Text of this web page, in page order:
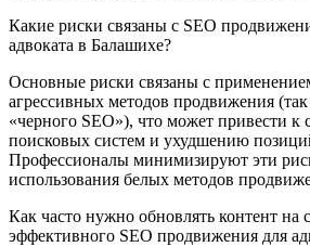
Какие риски связаны с SEO
адвоката в Балашихе?
Основные риски связаны с
агрессивных методов продвижения
«черного SEO»), что может привести к
поисковых систем и ухудшению
Профессионалы минимизируют эти
использования белых методов
Как часто нужно обновлять контент на
эффективного SEO продвижения для